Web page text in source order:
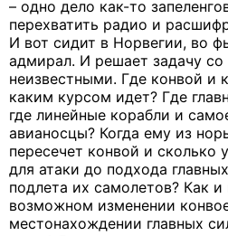
– одно дело как-то
перехватить радио и
И вот сидит в Норвегии, во
адмирал. И решает задачу
неизвестными. Где конвой и
каким курсом идет? Где
где линейные корабли и
авианосцы? Когда ему из
пересечет конвой и сколько
для атаки до подхода
подлета их самолетов? Как
возможном изменении
местонахождении главных